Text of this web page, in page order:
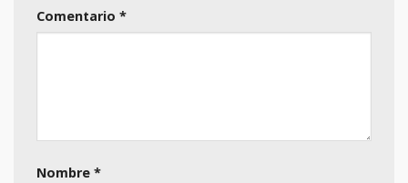
Comentario *
Nombre *